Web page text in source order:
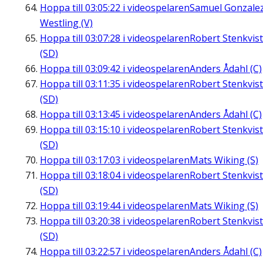
Hoppa till 03:05:22 i videospelarenSamuel
Westling (V)
Hoppa till 03:07:28 i videospelarenRobert Stenkvist
(SD)
Hoppa till 03:09:42 i videospelarenAnders Ådahl (C)
Hoppa till 03:11:35 i videospelarenRobert Stenkvist
(SD)
Hoppa till 03:13:45 i videospelarenAnders Ådahl (C)
Hoppa till 03:15:10 i videospelarenRobert Stenkvist
(SD)
Hoppa till 03:17:03 i videospelarenMats Wiking (S)
Hoppa till 03:18:04i videospelarenRobert Stenkvist
(SD)
Hoppa till 03:19:44i videospelarenMats Wiking (S)
Hoppa till 03:20:38 i videospelarenRobert Stenkvist
(SD)
Hoppa till 03:22:57 i videospelarenAnders Ådahl (C)